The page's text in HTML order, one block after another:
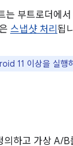
는 부트로더에
스냅샷 처리 됩
11 이상을 실행
의하고 가상 A/